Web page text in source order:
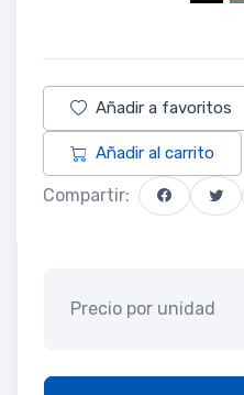
Añadir a favoritos
Añadir al carrito
Compartir:
Precio por unidad